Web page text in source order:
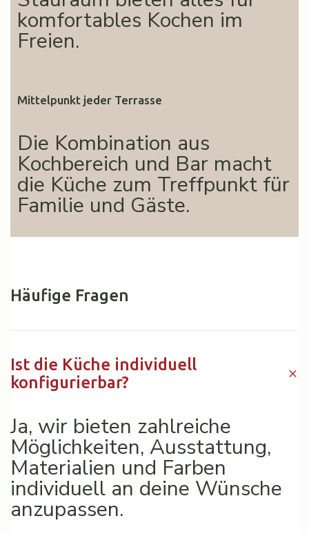
komfortables Kochen im
Freien.
Mittelpunkt jeder Terrasse
Die Kombination aus
Kochbereich und Bar macht
die Küche zum Treffpunkt für
Familie und Gäste.
Häufige Fragen
Ist die Küche individuell
konfigurierbar?
Ja, wir bieten zahlreiche
Möglichkeiten, Ausstattung,
Materialien und Farben
individuell an deine Wünsche
anzupassen.